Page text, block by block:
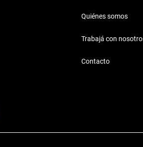
Quiénes somos
Trabajá con
Contacto